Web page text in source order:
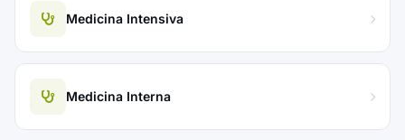
Medicina Intensiva
Medicina Interna